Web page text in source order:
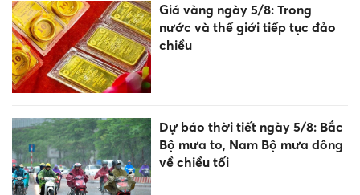
Giá vàng ngày 5/8: Trong
nước và thế giới tiếp tục đảo
chiều
Dự báo thời tiết ngày 5/8: Bắc
Bộ mưa to, Nam Bộ mưa dông
về chiều tối